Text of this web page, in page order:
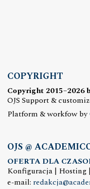
COPYRIGHT
Copyright 2015–2026
OJS Support &
Platform & workfow by
OJS @
OFERTA DLA
Konfiguracja | Hosting
e-mail: